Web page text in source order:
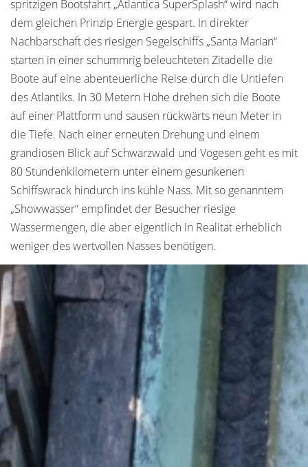
spritzigen Bootsfahrt „Atlantica SuperSplash“ wird nach
dem gleichen Prinzip Energie gespart. In direkter
Nachbarschaft des riesigen Segelschiffs „Santa Marian“
starten in einer schummrig beleuchteten Zitadelle die
Boote auf eine abenteuerliche Reise durch die Untiefen
des Atlantiks. In 30 Metern Höhe drehen sich die Boote
auf einer Plattform und sausen rückwärts neun Meter in
die Tiefe. Nach einer erneuten Drehung und einem
grandiosen Blick auf Schwarzwald und Vogesen geht es mit
80 Stundenkilometern unter einem gesunkenen
Schiffswrack hindurch ins kühle Nass. Mit so genanntem
„Showwasser“ empfindet der Besucher riesige
Wassermengen, die aber eigentlich in Realität erheblich
weniger des wertvollen Nasses benötigen.